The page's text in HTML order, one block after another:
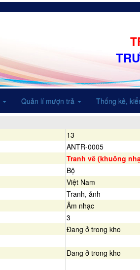
Quản lí mượn trả Thống kê,
13
ANTR-0005
Tranh vẽ (khuông
Bộ
Việt Nam
Tranh, ảnh
Âm nhạc
3
Đang ở trong kho
Đang ở trong kho